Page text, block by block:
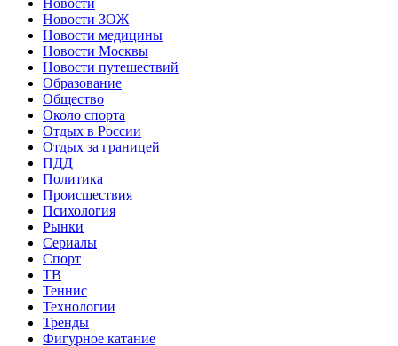
Новости ЗОЖ
Новости медицины
Новости Москвы
Новости путешествий
Образование
Общество
Около спорта
Отдых в России
Отдых за границей
ПДД
Политика
Происшествия
Психология
Рынки
Сериалы
Спорт
ТВ
Теннис
Технологии
Тренды
Фигурное катание